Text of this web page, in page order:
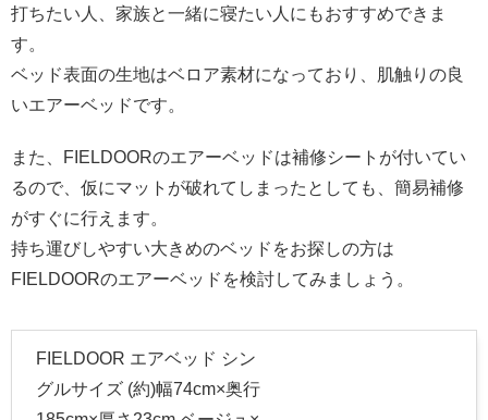
打ちたい人、家族と一緒に寝たい人にもおすすめできま
す。
ベッド表面の生地はベロア素材になっており、肌触りの良
いエアーベッドです。
また、FIELDOORのエアーベッドは補修シートが付いてい
るので、仮にマットが破れてしまったとしても、簡易補修
がすぐに行えます。
持ち運びしやすい大きめのベッドをお探しの方は
FIELDOORのエアーベッドを検討してみましょう。
FIELDOOR エアベッド シン
グルサイズ (約)幅74cm×奥行